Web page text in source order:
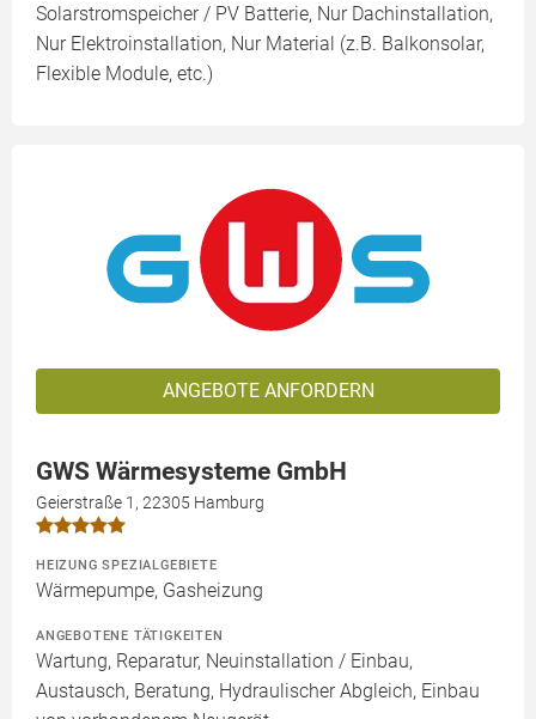
Solarstromspeicher / PV Batterie, Nur Dachinstallation,
Nur Elektroinstallation, Nur Material (z.B. Balkonsolar,
Flexible Module, etc.)
ANGEBOTE ANFORDERN
GWS Wärmesysteme GmbH
Geierstraße 1, 22305 Hamburg
HEIZUNG SPEZIALGEBIETE
Wärmepumpe, Gasheizung
ANGEBOTENE TÄTIGKEITEN
Wartung, Reparatur, Neuinstallation / Einbau,
Austausch, Beratung, Hydraulischer Abgleich, Einbau